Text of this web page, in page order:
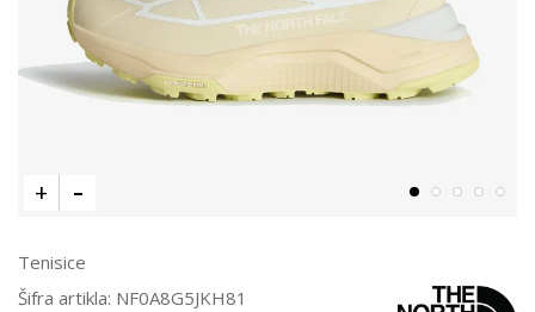
Tenisice
Šifra artikla: NF0A8G5JKH81